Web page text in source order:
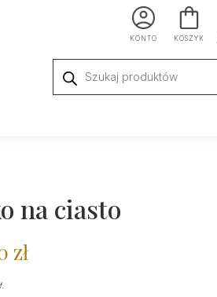
KONTO KOSZYK
produktów
na ciasto
złZakres
.